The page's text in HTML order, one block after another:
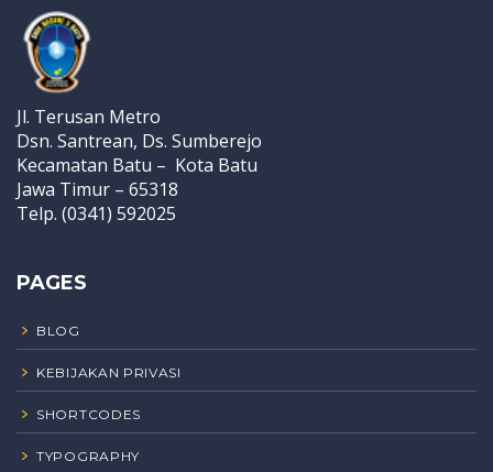
Jl. Terusan Metro
Dsn. Santrean, Ds. Sumberejo
Kecamatan Batu – Kota Batu
Jawa Timur – 65318
Telp. (0341) 592025
PAGES
BLOG
KEBIJAKAN PRIVASI
SHORTCODES
TYPOGRAPHY